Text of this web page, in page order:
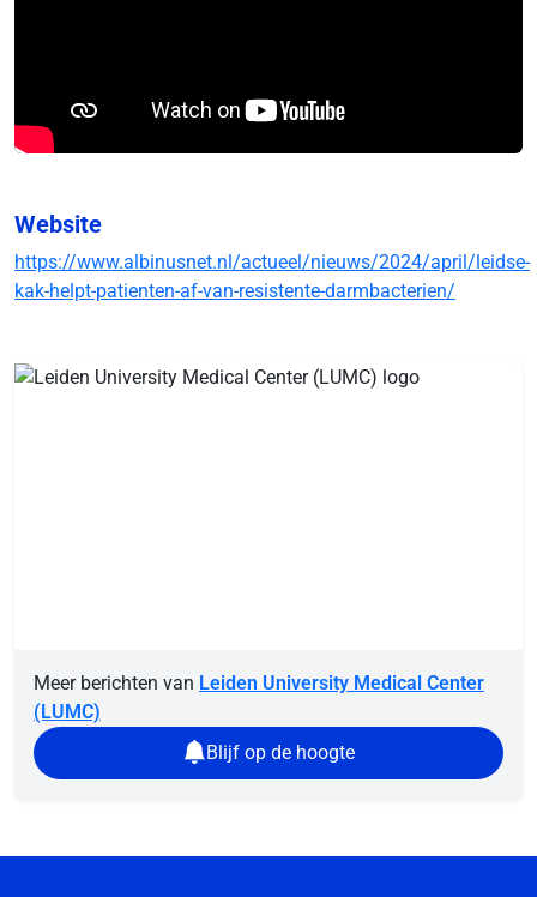
Website
https://www.albinusnet.nl/actueel/nieuws/2024/april/leidse-
kak-helpt-patienten-af-van-resistente-darmbacterien/
Meer berichten van Leiden University Medical Center
(LUMC)
Blijf op de hoogte